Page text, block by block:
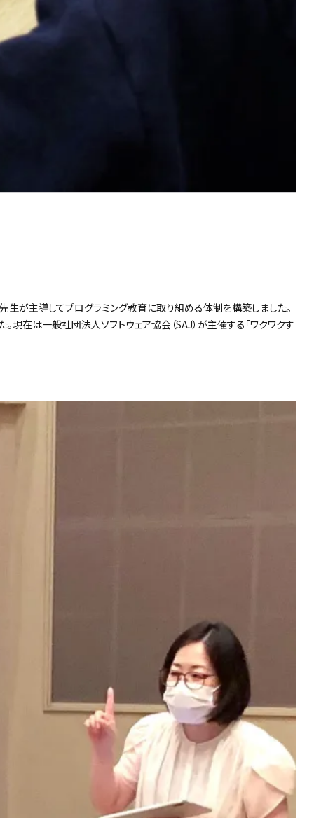
が主導してプログラミング教育に取り組める体制を構築しました。
現在は一般社団法人ソフトウェア協会（SAJ）が主催する「ワクワクす